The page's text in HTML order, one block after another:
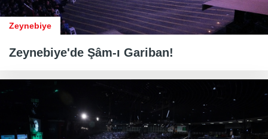
Zeynebiye
Zeynebiye'de Şâm-ı Gariban!